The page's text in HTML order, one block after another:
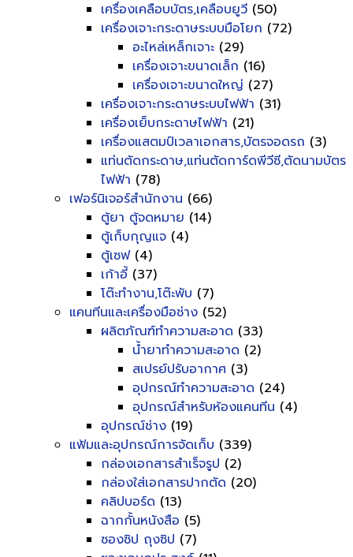
เครื่องเคลือบบัตร,เคลือบยูวี (50)
เครื่องเจาะกระดาษระบบมือโยก (72)
อะไหล่เหล็กเจาะ (29)
เครื่องเจาะขนาดเล็ก (16)
เครื่องเจาะขนาดใหญ่ (27)
เครื่องเจาะกระดาษระบบไฟฟ้า (31)
เครื่องเย็บกระดาษไฟฟ้า (21)
เครื่องแสตมป์เวลาเอกสาร,บัตรจอดรถ (3)
แท่นตัดกระดาษ,แท่นตัดการ์ดพีวีซี,ตัดนามบัตร
ไฟฟ้า (78)
เฟอร์นิเจอร์สำนักงาน (66)
ตู้ยา ตู้จดหมาย (14)
ตู้เก็บกุญแจ (4)
ตู้เซฟ(4)
เก้าอี้ (37)
โต๊ะทำงาน,โต๊ะพับ (7)
แคนทีนและเครื่องมือช่าง (52)
ผลิตภัณฑ์ทำความสะอาด (33)
น้ำยาทำความสะอาด (2)
สเปรย์ปรับอากาศ (3)
อุปกรณ์ทำความสะอาด (24)
อุปกรณ์สำหรับห้องแคนทีน (4)
อุปกรณ์ช่าง (19)
แฟ้มและอุปกรณ์การจัดเก็บ (339)
กล่องเอกสารสำเร็จรูป (2)
กล่องใส่เอกสารปากตัด (20)
คลิปบอร์ด (13)
ฉากกั้นหนังสือ (5)
ซองซิป ถุงซิป (7)